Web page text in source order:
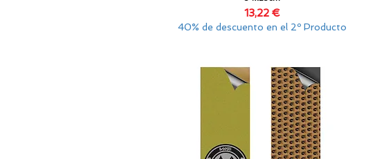
Precio
13,22 €
40% de descuento en el 2º Producto